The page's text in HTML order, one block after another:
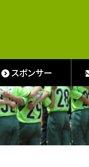
スポンサー